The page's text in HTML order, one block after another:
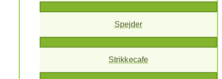
Spejder
Strikkecafe